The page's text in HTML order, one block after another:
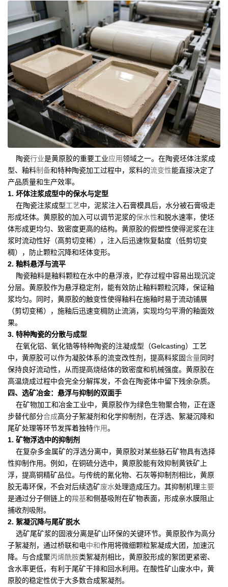
陶瓷行业是黄原胶的重要工业应用领域之一。在陶瓷坯体注浆成
型、釉料制备和特种陶瓷加工过程中，浆料的流变性能直接决定了
产品质量和生产效率。
1. 坏体注浆成型中的保水与定型
在陶瓷注浆成型工艺中，泥浆注入石膏模具后，水分被石膏吸走
形成坯体。黄原胶的加入可以调节泥浆的保水性和脱水速率，使坯
体形成更均匀、致密度更高的结构。黄原胶的假塑性使得泥浆在注
浆时流动性好（高剪切变稀），注入后迅速恢复黏度（低剪切变
稠），防止颗粒沉降和坯体变形。
2. 釉料悬浮与流平
陶瓷釉料是釉料颗粒在水中的悬浮液，贮存过程中容易出现沉淀
分层。黄原胶作为悬浮稳定剂，能有效防止釉料颗粒沉降，保证釉
浆均匀。同时，黄原胶的触变性使得釉料在施釉时易于流动铺展
（剪切变稀），施釉后迅速变稠防止流淌，实现均匀平滑的釉面效
果。
3. 特种陶瓷的分散与成型
在氧化铝、氧化锆等特种陶瓷的注凝成型（Gelcasting）工艺
中，黄原胶可以作为凝胶体系的流变改性剂，提高料浆固含量同时
保持良好流动性，从而提高烧结体的致密度和机械强度。黄原胶在
高温烧成过程中会完全分解挥发，不会在陶瓷体中留下残余杂质。
四、选矿冶金：悬浮与抑制的双面手
在矿物加工和冶金工业中，黄原胶作为绿色生物聚合物，正在逐
步替代部分合成高分子絮凝剂和化学抑制剂，在浮选、絮凝沉降和
尾矿处理等环节发挥着独特作用。
1. 矿物浮选中的抑制剂
在复杂多金属矿的浮选分离中，黄原胶对某些脉石矿物具有选择
性抑制作用。例如，在铜硫分选中，黄原胶能有效抑制黄铁矿上
浮，提高铜精矿品位。与传统的氰化物、石灰等抑制剂相比，黄原
胶无毒环保，不会对后续选矿废水处理造成压力。其抑制机理主要
是通过分子侧链上的羧基和侧基吸附在矿物表面，形成亲水膜阻止
捕收剂吸附。
2. 絮凝沉降与尾矿脱水
选矿尾矿浆的固液分离是矿山环保的关键环节。黄原胶作为高分
子絮凝剂，通过桥联和电中和作用将微细颗粒絮凝成大团，加速沉
降。与合成聚丙烯酰胺类絮凝剂相比，黄原胶形成的絮团更紧密、
含水率更低，有利于尾矿干排和回水利用。在酸性矿山废水中，黄
原胶的稳定性优于大多数合成絮凝剂。